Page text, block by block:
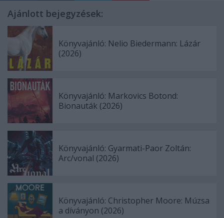
Ajánlott bejegyzések:
Könyvajánló: Nelio Biedermann: Lázár
(2026)
Könyvajánló: Markovics Botond:
Bionauták (2026)
Könyvajánló: Gyarmati-Paor Zoltán:
Arc/vonal (2026)
Könyvajánló: Christopher Moore: Múzsa
a díványon (2026)